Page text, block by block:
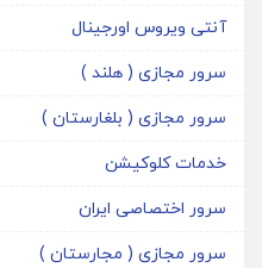
آنتی ویروس اورجینال
سرور مجازی ( هلند )
سرور مجازی ( بلغارستان )
خدمات کلوکیشن
سرور اختصاصی ایران
سرور مجازی ( مجارستان )